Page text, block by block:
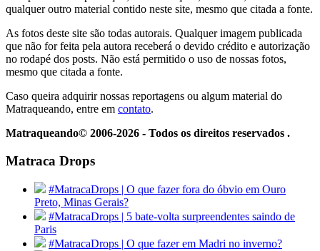
qualquer outro material contido neste site, mesmo que citada a fonte.
As fotos deste site são todas autorais. Qualquer imagem publicada
que não for feita pela autora receberá o devido crédito e autorização
no rodapé dos posts. Não está permitido o uso de nossas fotos,
mesmo que citada a fonte.
Caso queira adquirir nossas reportagens ou algum material do
Matraqueando, entre em contato.
Matraqueando© 2006-2026 - Todos os direitos reservados .
Matraca Drops
#MatracaDrops | O que fazer fora do óbvio em Ouro
Preto, Minas Gerais?
#MatracaDrops | 5 bate-volta surpreendentes saindo de
Paris
#MatracaDrops | O que fazer em Madri no inverno?